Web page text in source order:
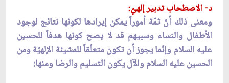
د- الاصطحاب تدبير إلهيّ:
ومعنى ذلك أنّ ثمّة أموراً يمكن إيرادها لكونها نتائج لوجود
الأطفال والنساء وسبيهم قد لا يصح كونها هدفاً للحسين
عليه السلام وإنّما يجوز أن تكون متعلّقاً للمشيئة الإلهيّة ومن
الحسين عليه السلام والآل يكون التسليم والرضا ومنها: